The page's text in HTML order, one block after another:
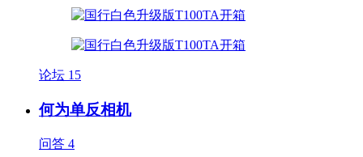
论坛 15
何为单反相机
问答 4